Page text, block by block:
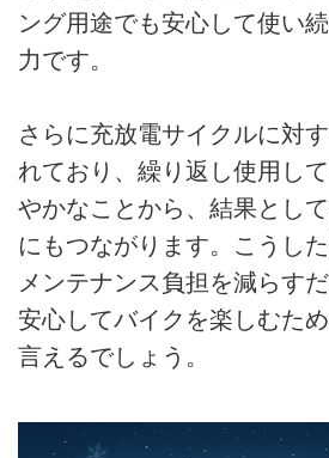
ング用途でも安心して使い
力です。
さらに充放電サイクルに対
れており、繰り返し使用し
やかなことから、結果とし
にもつながります。こうし
メンテナンス負担を減らす
安心してバイクを楽しむた
言えるでしょう。